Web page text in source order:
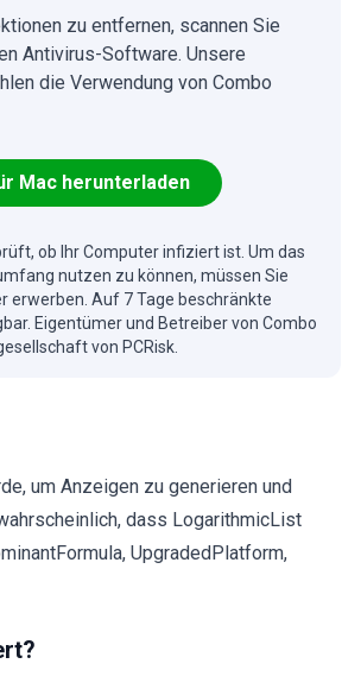
zu entfernen, scannen Sie
Antivirus-Software. Unsere
die Verwendung von Combo
Mac herunterladen
ob Ihr Computer infiziert ist. Um das
nutzen zu können, müssen Sie
erwerben. Auf 7 Tage beschränkte
Eigentümer und Betreiber von Combo
von PCRisk.
um Anzeigen zu generieren und
dass LogarithmicList
UpgradedPlatform,